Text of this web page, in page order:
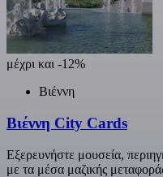
μέχρι και -12%
Βιέννη
Βιέννη City Cards
Εξερευνήστε μουσεία,
με τα μέσα μαζικής